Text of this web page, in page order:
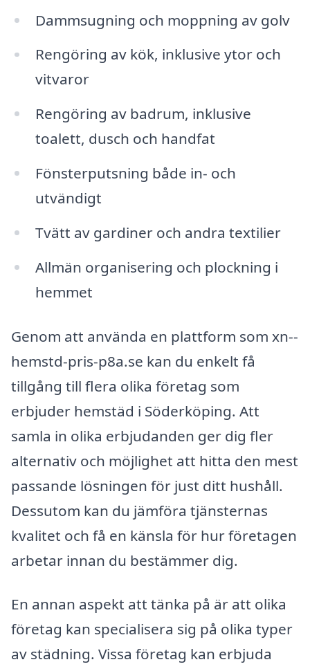
Dammsugning och moppning av golv
Rengöring av kök, inklusive ytor och
vitvaror
Rengöring av badrum, inklusive
toalett, dusch och handfat
Fönsterputsning både in- och
utvändigt
Tvätt av gardiner och andra textilier
Allmän organisering och plockning i
hemmet
Genom att använda en plattform som xn--
hemstd-pris-p8a.se kan du enkelt få
tillgång till flera olika företag som
erbjuder hemstäd i Söderköping. Att
samla in olika erbjudanden ger dig fler
alternativ och möjlighet att hitta den mest
passande lösningen för just ditt hushåll.
Dessutom kan du jämföra tjänsternas
kvalitet och få en känsla för hur företagen
arbetar innan du bestämmer dig.
En annan aspekt att tänka på är att olika
företag kan specialisera sig på olika typer
av städning. Vissa företag kan erbjuda